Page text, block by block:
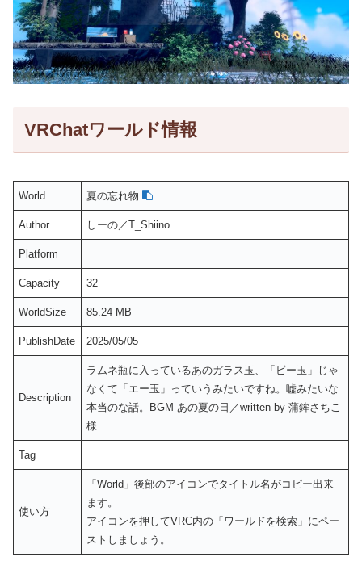
VRChatワールド情報
World 夏の忘れ物
Author しーの／T_Shiino
Platform
Capacity 32
WorldSize 85.24 MB
PublishDate 2025/05/05
Description
ラムネ瓶に入っているあのガラス玉、「ビー玉」じゃ
なくて「エー玉」っていうみたいですね。嘘みたいな
本当のな話。BGM˸あの夏の日／written by˸蒲鉾さちこ
様
Tag
使い方
「World」後部のアイコンでタイトル名がコピー出来
ます。
アイコンを押してVRC内の「ワールドを検索」にペー
ストしましょう。